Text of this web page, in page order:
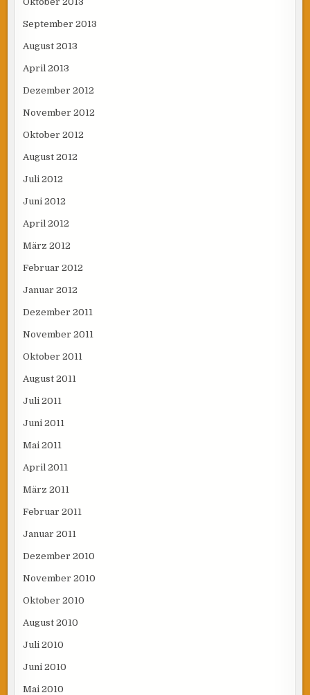
September 2013
August 2013
April 2013
Dezember 2012
November 2012
Oktober 2012
August 2012
Juli 2012
Juni 2012
April 2012
März 2012
Februar 2012
Januar 2012
Dezember 2011
November 2011
Oktober 2011
August 2011
Juli 2011
Juni 2011
Mai 2011
April 2011
März 2011
Februar 2011
Januar 2011
Dezember 2010
November 2010
Oktober 2010
August 2010
Juli 2010
Juni 2010
Mai 2010